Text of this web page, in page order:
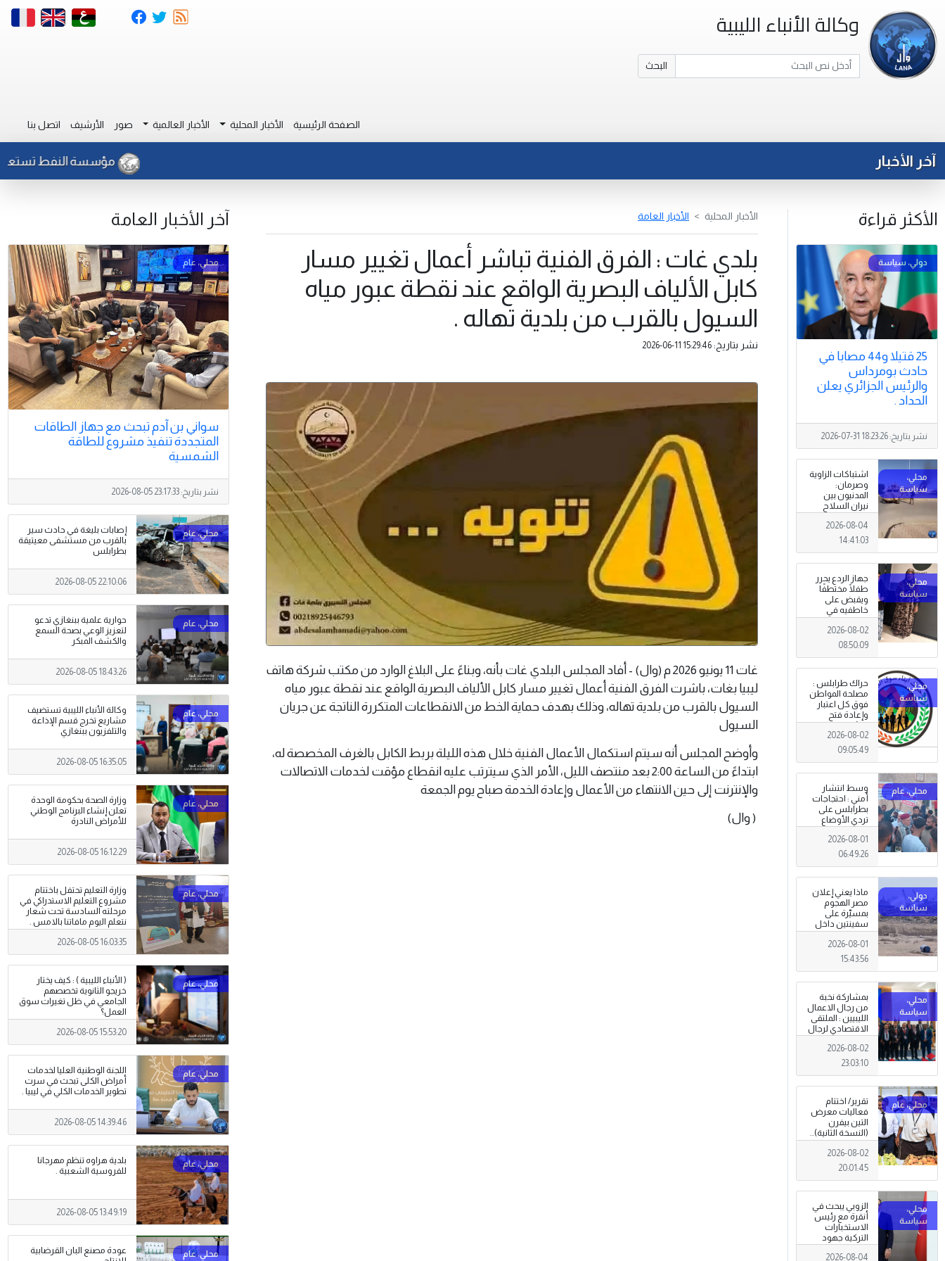
وكالة الأنباء الليبية
البحث
الصفحة الرئيسية الأخبار المحلية الأخبار العالمية صور الأرشيف اتصل بنا
آخر الأخبار مؤسسة النفط تستعرض
الأكثر قراءة
25 قتيلا و44 مصابا في
حادث بومرداس
والرئيس الجزائري يعلن
الحداد .
نشر بتاريخ:2026-07-31 18:23:26
اشتباكات الزاوية
وصرمان:
المدنيون بين
نيران السلاح
المنتشر خارج
سلطة القانون
2026-08-04
14:41:03
جهاز الردع يحرر
طفلًا مختطفًا
ويقبض على
خاطفيه في
طرابلس
2026-08-02
08:50:09
حراك طرابلس :
مصلحة المواطن
فوق كل اعتبار
وإعادة فتح
المؤسسات
جاءت استجابةً
للإرادة الشعبية
2026-08-02
09:05:49
وسط انتشار
أمني : احتجاجات
بطرابلس على
تردي الأوضاع
المعيشية وتدني
الخدمات العامة .
2026-08-01
06:49:26
ماذا يعني إعلان
مصر الهجوم
بمسيّرة على
سفينتين داخل
ميناء دمياط؟
(قراءة تحليلية)
2026-08-01
15:43:56
بمشاركة نخبة
من رجال الاعمال
الليبيين : الملتقى
الاقتصادي لرجال
الاعمال 2026
تبدأ فعاليات
بمدينة سرت .
2026-08-02
23:03:10
تقرير/ اختتام
فعاليات معرض
التين بيفرن
(النسخة الثانية)..
تظاهرة وطنية
وصمود
للمزارعين في
2026-08-02
20:01:45
الزوبي يبحث في
أنقرة مع رئيس
الاستخبارات
التركية جهود
توحيد المؤسسة
العسكرية على
2026-08-04
الأخبار المحلية الأخبار العامة
بلدي غات : الفرق الفنية تباشر أعمال تغيير مسار
كابل الألياف البصرية الواقع عند نقطة عبور مياه
السيول بالقرب من بلدية تهاله .
نشر بتاريخ: 2026-06-11 15:29:46
غات 11 يونيو 2026 م (وال) - أفاد المجلس البلدي غات بأنه، وبناءً على البلاغ الوارد من مكتب شركة هاتف
ليبيا بغات، باشرت الفرق الفنية أعمال تغيير مسار كابل الألياف البصرية الواقع عند نقطة عبور مياه
السيول بالقرب من بلدية تهاله، وذلك بهدف حماية الخط من الانقطاعات المتكررة الناتجة عن جريان
السيول
وأوضح المجلس أنه سيتم استكمال الأعمال الفنية خلال هذه الليلة بربط الكابل بالغرف المخصصة له،
ابتداءً من الساعة 2:00 بعد منتصف الليل، الأمر الذي سيترتب عليه انقطاع مؤقت لخدمات الاتصالات
والإنترنت إلى حين الانتهاء من الأعمال وإعادة الخدمة صباح يوم الجمعة
( وال)
آخر الأخبار العامة
سواني بن آدم تبحث مع جهاز الطاقات
المتجددة تنفيذ مشروع للطاقة
الشمسية
نشر بتاريخ:2026-08-05 23:17:33
إصابات بليغة في حادث سير
بالقرب من مستشفى معيتيقة
بطرابلس
2026-08-05 22:10:06
حوارية علمية ببنغازي تدعو
لتعزيز الوعي بصحة السمع
والكشف المبكر
2026-08-05 18:43:26
وكالة الأنباء الليبية تستضيف
مشاريع تخرج قسم الإذاعة
والتلفزيون ببنغازي
2026-08-05 16:35:05
وزارة الصحة بحكومة الوحدة
تعلن إنشاء البرنامج الوطني
للأمراض النادرة
2026-08-05 16:12:29
وزارة التعليم تحتفل باختتام
مشروع التعليم الاستدراكي في
مرحلته السادسة تحت شعار
نتعلم اليوم مافاتنا بالامس .
2026-08-05 16:03:35
( الأنباء الليبية ) : كيف يختار
خريجو الثانوية تخصصهم
الجامعي في ظل تغيرات سوق
العمل؟
2026-08-05 15:53:20
اللجنة الوطنية العليا لخدمات
أمراض الكلى تبحث في سرت
تطوير الخدمات الكلي في ليبيا .
2026-08-05 14:39:46
بلدية هراوه تنظم مهرجانا
للفروسية الشعبية .
2026-08-05 13:49:19
عودة مصنع البان القرضابية